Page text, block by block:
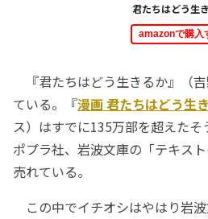
君たちはどう生
amazonで購入
『君たちはどう生きるか』（
ている。『漫画 君たちはどう生
ス）はすでに135万部を超えたそ
ポプラ社、岩波文庫の「テキス
売れている。
この中でイチオシはやはり岩